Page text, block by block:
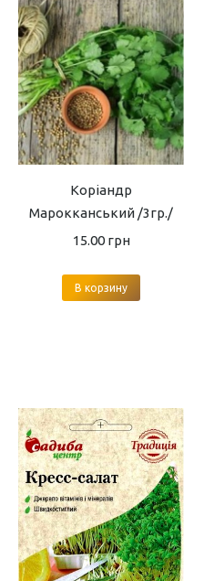
Коріандр
Марокканський /3гр./
15.00 грн
В корзину